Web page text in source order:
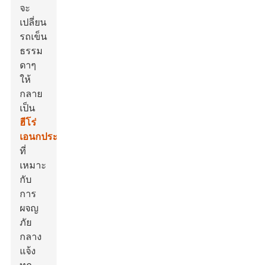
จะ
เปลี่ยน
รถเข็น
ธรรม
ดาๆ
ให้
กลาย
เป็น
ฮีโร่
เอนกประสงค์
ที่
เหมาะ
กับ
การ
ผจญ
ภัย
กลาง
แจ้ง